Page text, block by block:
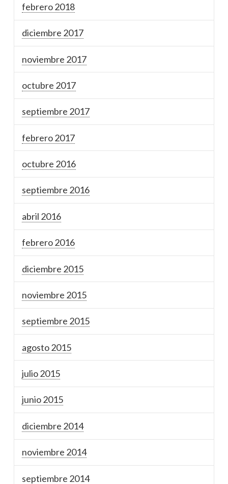
febrero 2018
diciembre 2017
noviembre 2017
octubre 2017
septiembre 2017
febrero 2017
octubre 2016
septiembre 2016
abril 2016
febrero 2016
diciembre 2015
noviembre 2015
septiembre 2015
agosto 2015
julio 2015
junio 2015
diciembre 2014
noviembre 2014
septiembre 2014